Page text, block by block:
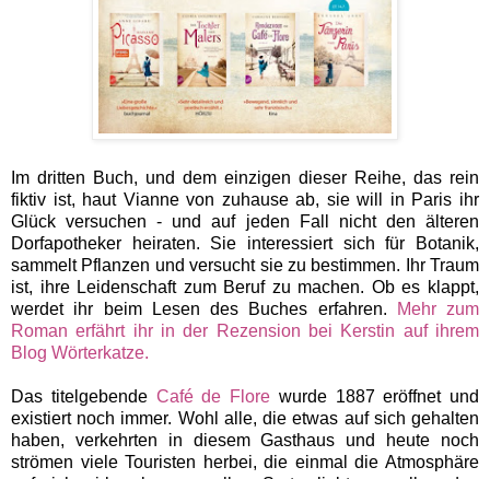
Im dritten Buch, und dem einzigen dieser Reihe, das rein
fiktiv ist, haut Vianne von zuhause ab, sie will in Paris ihr
Glück versuchen - und auf jeden Fall nicht den älteren
Dorfapotheker heiraten. Sie interessiert sich für Botanik,
sammelt Pflanzen und versucht sie zu bestimmen. Ihr Traum
ist, ihre Leidenschaft zum Beruf zu machen. Ob es klappt,
werdet ihr beim Lesen des Buches erfahren.
Mehr zum
Roman erfährt ihr in der Rezension bei Kerstin auf ihrem
Blog Wörterkatze.
Das titelgebende Café de Flore wurde 1887 eröffnet und
existiert noch immer. Wohl alle, die etwas auf sich gehalten
haben, verkehrten in diesem Gasthaus und heute noch
strömen viele Touristen herbei, die einmal die Atmosphäre